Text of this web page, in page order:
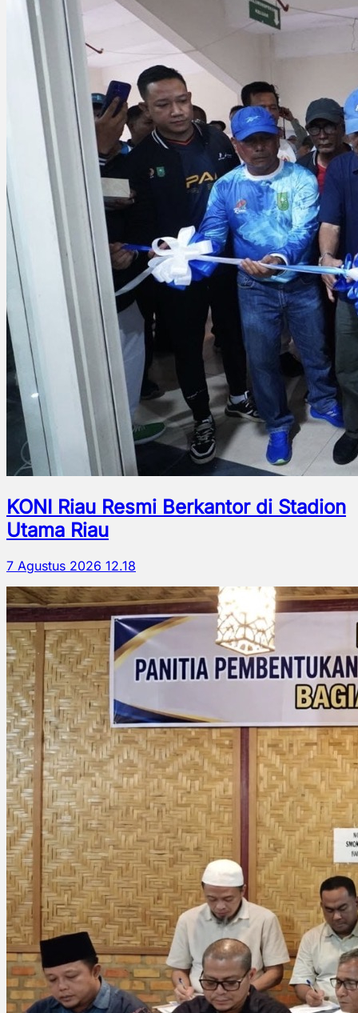
KONI Riau Resmi Berkantor di Stadion
Utama Riau
7 Agustus 2026 12.18